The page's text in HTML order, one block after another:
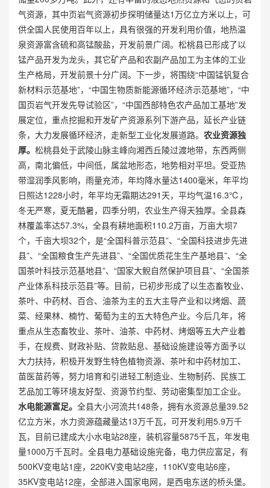
气资源，其中页岩气资源初步探明储量达1万亿立方米以上，可
供全国人民使用百年以上，具有很强的开发利用价值，地热温
泉资源富含硫和高锰酸盐，开发前景广阔。松桃县已形成了以
锰产品开发为龙头，其它矿产品和农副产品加工为主体的工业
生产格局，开发前景十分广阔。下一步，将围绕“中国锰钒复合
新材料示范基地”，“中国生物质新能源循环经济示范基地”，“中
国页岩气开发先导试验区”，“中国西部特色农产品加工基地”发
展定位，重点挖掘和开发矿产资源系列下游产品，延长产业链
条，大力发展循环经济，走新型工业化发展道路。 农业资源独
厚。 松桃县处于武陵山脉主峰向湘西丘陵过渡地带，东西两侧
高，南北偏低，中间低，属盆地形态，地势相对平坦。受亚热
带湿润季风影响，雨量充沛，年均降水量达1400毫米，年平均
日照达1228小时，年平均无霜期达291天，平均气温16.3℃，
冬无严寒，夏无酷暑，四季分明，农业生产得天独厚。全县森
林覆盖率达57.3%，全县有耕地面积110.2万亩，万亩大坝7
个，千亩大坝32个，是“全国科普示范县”、“全国科技进步先进
县”、“全国粮食生产先进县”、“全国优质花生生产基地县”、“全
国茶叶科技示范基地县”、“国家大鲵自然保护项目县”、“全国茶
产业体系科技示范县”等。目前，已初步形成了以生态畜牧业、
茶叶、中药材、百合、油茶为主的五大主导产业和以烤烟、蔬
菜、经果林、楠竹、葡萄为主的五大特色产业。今后几年，将
重点从生态畜牧业、茶叶、油茶、中药材、烤烟等五大产业着
手，在规费、财政补贴、贷款贴息、基础设施建设等方面予以
大力扶持，积极开发野生特色植物资源、茶叶和中药材加工、
苗医苗药等，努力培育和引进轻工制造业、生物制药、民族工
艺品加工等环境友好型、资源节约型、劳动密集型加工企业。
水电能源富足。 全县大小河流共148条，拥有水资源总量39.52
亿立方米，水力资源蕴藏量达13万千瓦，可开发利用5.9万千
瓦，目前已建成大小水电站28座，装机容量5875千瓦，年发电
量1000万千瓦时。全县电力基础设施完备，电力供应富足，有
500KV变电站1座，220KV变电站2座，110KV变电站6座，
35KV变电站12座，全部进入国家电网，是西电东送的桥头堡。